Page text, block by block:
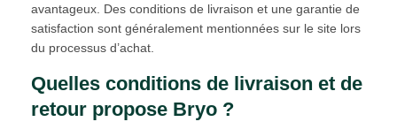
avantageux. Des conditions de livraison et une garantie de
satisfaction sont généralement mentionnées sur le site lors
du processus d’achat.
Quelles conditions de livraison et de
retour propose Bryo ?